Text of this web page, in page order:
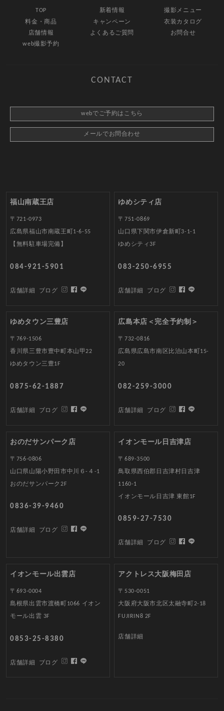
TOP 新着情報
撮影メニュー
料金・商品
キャンペーン
衣装カタログ
店舗情報
よくあるご質問
お問合せ
web撮影予約
CONTACT
webでご予約はこちら
メールでお問合わせ
福山南蔵王店
〒721-0973
広島県福山市南蔵王町1-6-55
【無料駐車場完備】
084-921-5901
店舗詳細 ブログ
ゆめシティ店
〒751-0869
山口県下関市伊倉新町3-1-1
ゆめシティ3F
083-250-6955
店舗詳細 ブログ
ゆめタウン三豊店
〒769-1506
香川県三豊市豊中町本山甲22
ゆめタウン三豊1F
0875-62-1887
店舗詳細 ブログ
広島本店＜完全予約制＞
〒732-0816
広島県広島市南区比治山本町15-
20
082-259-3000
店舗詳細 ブログ
おのだサンパーク店
〒756-0806
山口県山陽小野田市中川６-４-1
おのだサンパーク2F
0836-39-9460
店舗詳細 ブログ
イオンモール日吉津店
〒689-3500
鳥取県西伯郡日吉津村日吉津
1160-1
イオンモール日吉津 東館1F
0859-27-7530
店舗詳細 ブログ
イオンモール出雲店
〒693-0004
島根県出雲市渡橋町1066 イオン
モール出雲 3F
0853-25-8380
店舗詳細 ブログ
アクトレス大阪梅田店
〒530-0051
大阪府大阪市北区太融寺町2-18
FUJIRIN8 2F
店舗詳細